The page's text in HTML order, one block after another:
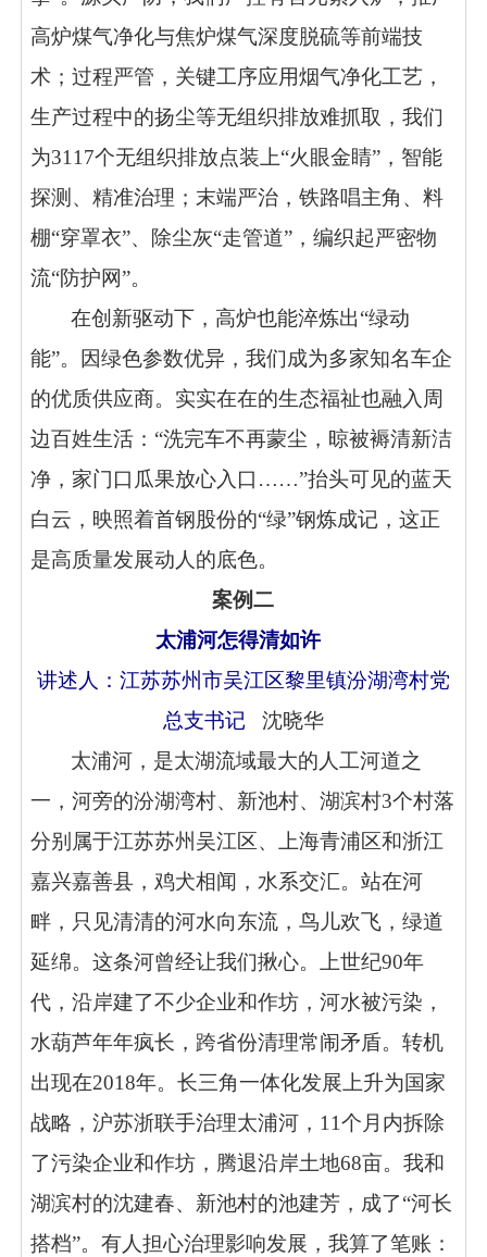
高炉煤气净化与焦炉煤气深度脱硫等前端技
术；过程严管，关键工序应用烟气净化工艺，
生产过程中的扬尘等无组织排放难抓取，我们
为3117个无组织排放点装上“火眼金睛”，智能
探测、精准治理；末端严治，铁路唱主角、料
棚“穿罩衣”、除尘灰“走管道”，编织起严密物
流“防护网”。
在创新驱动下，高炉也能淬炼出“绿动
能”。因绿色参数优异，我们成为多家知名车企
的优质供应商。实实在在的生态福祉也融入周
边百姓生活：“洗完车不再蒙尘，晾被褥清新洁
净，家门口瓜果放心入口……”抬头可见的蓝天
白云，映照着首钢股份的“绿”钢炼成记，这正
是高质量发展动人的底色。
案例二
太浦河怎得清如许
讲述人：江苏苏州市吴江区黎里镇汾湖湾村党
总支书记 沈晓华
太浦河，是太湖流域最大的人工河道之
一，河旁的汾湖湾村、新池村、湖滨村3个村落
分别属于江苏苏州吴江区、上海青浦区和浙江
嘉兴嘉善县，鸡犬相闻，水系交汇。站在河
畔，只见清清的河水向东流，鸟儿欢飞，绿道
延绵。这条河曾经让我们揪心。上世纪90年
代，沿岸建了不少企业和作坊，河水被污染，
水葫芦年年疯长，跨省份清理常闹矛盾。转机
出现在2018年。长三角一体化发展上升为国家
战略，沪苏浙联手治理太浦河，11个月内拆除
了污染企业和作坊，腾退沿岸土地68亩。我和
湖滨村的沈建春、新池村的池建芳，成了“河长
搭档”。有人担心治理影响发展，我算了笔账：